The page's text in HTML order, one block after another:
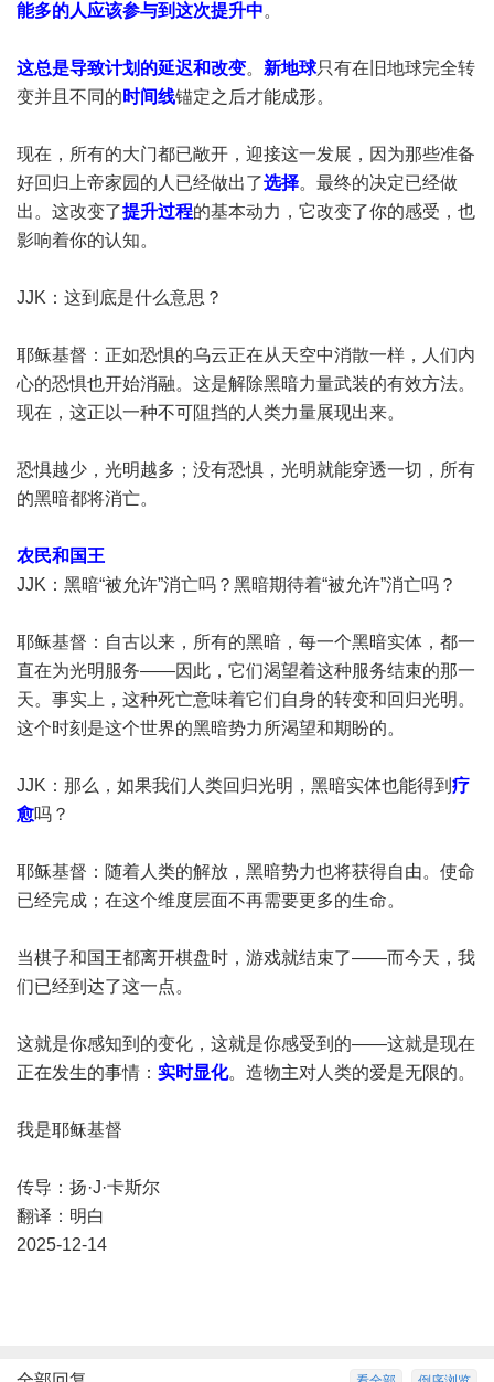
能多的人应该参与到这次提升中。
这总是导致计划的延迟和改变。 新地球只有在旧地球完全转
变并且不同的 时间线锚定之后才能成形。
现在，所有的大门都已敞开，迎接这一发展，因为那些准备
好回归上帝家园的人已经做出了选择。最终的决定已经做
出。这改变了提升过程的基本动力，它改变了你的感受，也
影响着你的认知。
JJK：这到底是什么意思？
耶稣基督：正如恐惧的乌云正在从天空中消散一样，人们内
心的恐惧也开始消融。这是解除黑暗力量武装的有效方法。
现在，这正以一种不可阻挡的人类力量展现出来。
恐惧越少，光明越多；没有恐惧，光明就能穿透一切，所有
的黑暗都将消亡。
农民和国王
JJK：黑暗“被允许”消亡吗？黑暗期待着“被允许”消亡吗？
耶稣基督：自古以来，所有的黑暗，每一个黑暗实体，都一
直在为光明服务——因此，它们渴望着这种服务结束的那一
天。事实上，这种死亡意味着它们自身的转变和回归光明。
这个时刻是这个世界的黑暗势力所渴望和期盼的。
JJK：那么，如果我们人类回归光明，黑暗实体也能得到 疗
愈吗？
耶稣基督：随着人类的解放，黑暗势力也将获得自由。使命
已经完成；在这个维度层面不再需要更多的生命。
当棋子和国王都离开棋盘时，游戏就结束了——而今天，我
们已经到达了这一点。
这就是你感知到的变化，这就是你感受到的——这就是现在
正在发生的事情： 实时显化。造物主对人类的爱是无限的。
我是耶稣基督
传导：扬·J·卡斯尔
翻译：明白
2025-12-14